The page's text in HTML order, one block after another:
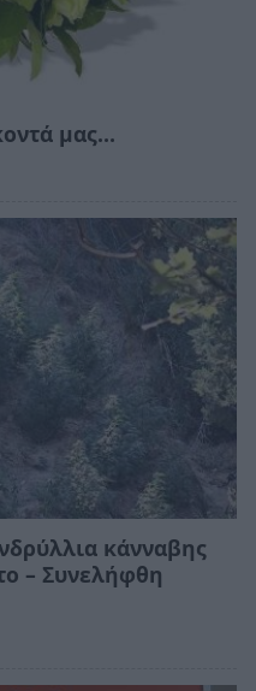
μας…
κάνναβης
– Συνελήφθη